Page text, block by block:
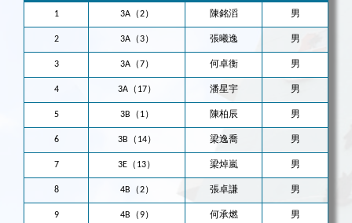
1 3A（2） 陳銘滔 男
2 3A（3） 張曦逸 男
3 3A（7） 何卓衡 男
4 3A（17） 潘星宇 男
5 3B（1） 陳柏辰 男
6 3B（14） 梁逸喬 男
7 3E（13） 梁焯嵐 男
8 4B（2） 張卓謙 男
9 4B（9） 何承燃 男